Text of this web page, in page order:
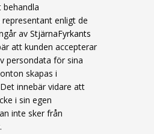
enligt de
av StjärnaFyrkants
att kunden accepterar
persondata för sina
skapas i
innebär vidare att
i sin egen
inte sker från